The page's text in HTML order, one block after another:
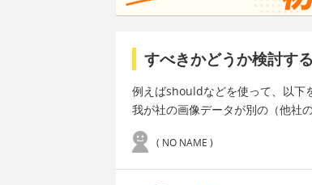
すべきかどうか検討す
例えばshouldなどを使って、以下
我が社の画像データが別の（他社
( NO NAME )